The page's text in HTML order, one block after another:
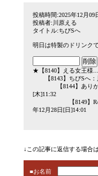
投稿時間:2025年12月09
投稿者:川原える
タイトル:ちびSへ
明日は特製のドリンク
★ 【8140】 える女王様...
【8143】 ちびSへ
【8144】 あり
[木]11:32
【8149】
年12月28日[日]14:01
↓この記事に返信する場合
■お名前